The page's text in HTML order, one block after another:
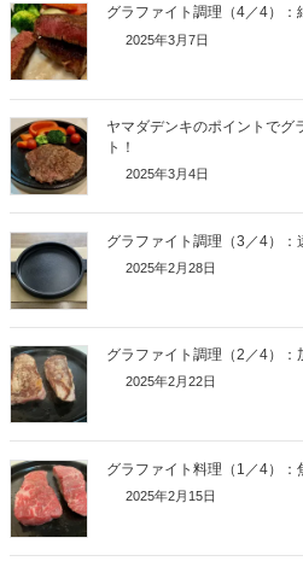
グラファイト調理（4／4）
2025年3月7日
ヤマダデンキのポイントでグ
ト！
2025年3月4日
グラファイト調理（3／4）：
2025年2月28日
グラファイト調理（2／4）：
2025年2月22日
グラファイト料理（1／4）
2025年2月15日